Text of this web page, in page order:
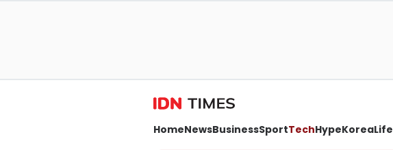
HomeNewsBusinessSportTechHypeKoreaLife